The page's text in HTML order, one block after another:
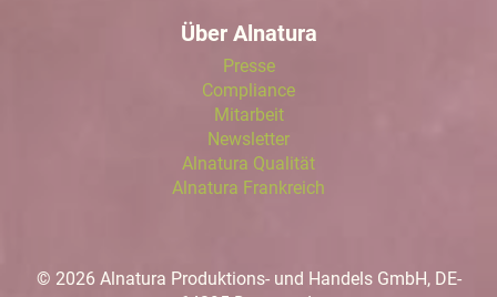
Über Alnatura
Presse
Compliance
Mitarbeit
Newsletter
Alnatura Qualität
Alnatura Frankreich
© 2026 Alnatura Produktions- und Handels GmbH, DE-